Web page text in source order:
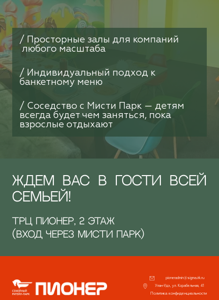
/ Просторные залы для компаний
любого масштаба
/ Индивидуальный подход к
банкетному меню
/ Соседство с Мисти Парк — детям
всегда будет чем заняться, пока
взрослые отдыхают
ЖДЕМ ВАС В ГОСТИ ВСЕЙ
СЕМЬЕЙ!
ТРЦ ПИОНЕР, 2 ЭТАЖ
(ВХОД ЧЕРЕЗ МИСТИ ПАРК)
pioneradmin@sigma.irk.ru
Улан-Удэ, ул. Корабельная, 41
Политика конфиденциальности